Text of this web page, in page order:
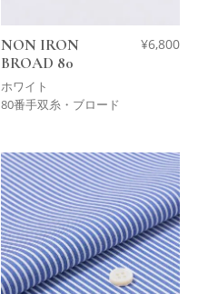
NON IRON
BROAD 80
ホワイト
¥6,800
80番手双糸・ブロード